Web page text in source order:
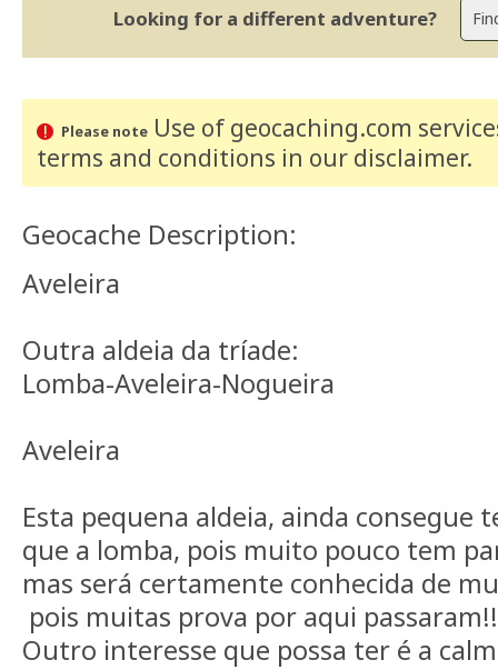
Looking for a different adventure?
Please noteUse of geocaching.com
terms and conditions in our disclaimer.
Geocache Description:
Aveleira
Outra aldeia da tríade:
Lomba-Aveleira-Nogueira
Aveleira
Esta pequena aldeia, ainda consegue
que a lomba, pois muito pouco tem
mas será certamente conhecida de
pois muitas prova por aqui
Outro interesse que possa ter é a